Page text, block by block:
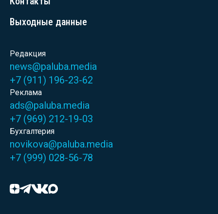
Выходные данные
Редакция
news@paluba.media
+7 (911) 196-23-62
Реклама
ads@paluba.media
+7 (969) 212-19-03
Бухгалтерия
novikova@paluba.media
+7 (999) 028-56-78